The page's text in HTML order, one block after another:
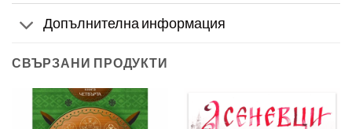
Допълнителна информация
СВЪРЗАНИ ПРОДУКТИ